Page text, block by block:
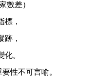
數差）
標，
跡，
。
性不可言喻。